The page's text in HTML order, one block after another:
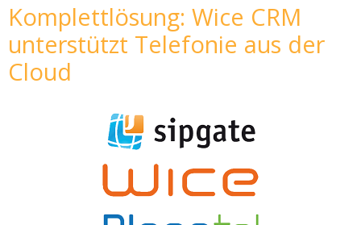
Komplettlösung: Wice CRM
unterstützt Telefonie aus der
Cloud